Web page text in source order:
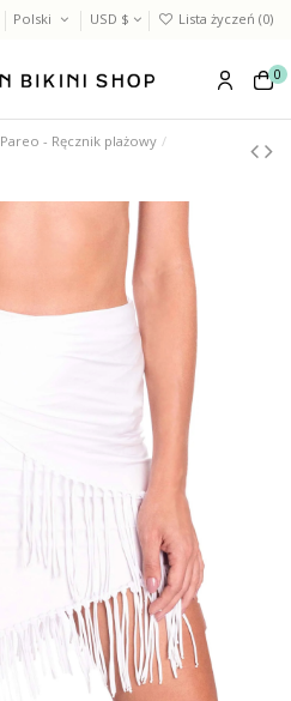
Polski USD $ Lista życzeń (0)
0
Pareo - Ręcznik plażowy